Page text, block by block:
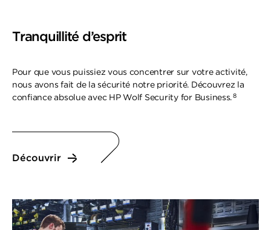
Tranquillité d’esprit
Pour que vous puissiez vous concentrer sur votre activité,
nous avons fait de la sécurité notre priorité. Découvrez la
confiance absolue avec HP Wolf Security for Business.8
Découvrir